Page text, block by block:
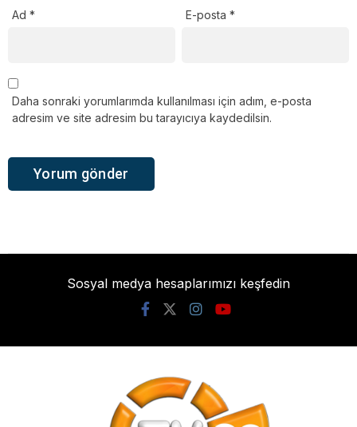
Ad * E-posta*
Daha sonraki yorumlarımda kullanılması için adım, e-posta
adresim ve site adresim bu tarayıcıya kaydedilsin.
Sosyal medya hesaplarımızı keşfedin